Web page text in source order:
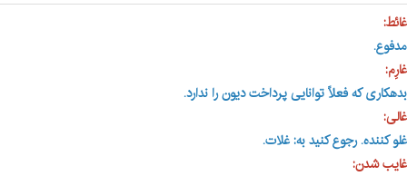
غائط:
مدفوع.
غارِم:
بدهکاری که فعلاً توانایی پرداخت دیون را ندارد.
غالی:
غلو کننده. رجوع کنید به: غلات.
غایب شدن: